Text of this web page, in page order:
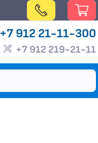
+7 912 21-11-300
+7 912 219-21-11